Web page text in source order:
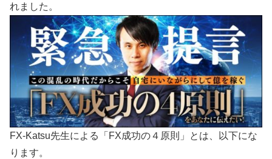
れました。
FX-Katsu先生による「FX成功の４原則」とは、以下にな
ります。